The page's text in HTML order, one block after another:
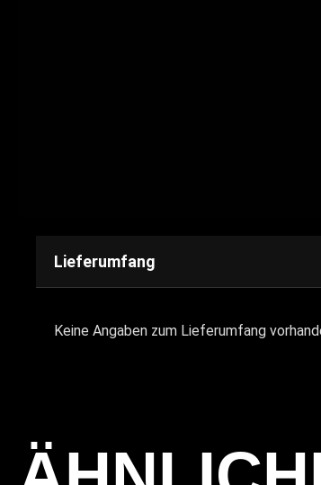
Lieferumfang
Keine Angaben zum Lieferumfang